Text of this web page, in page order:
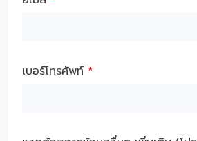
เบอร์โทรศัพท์ *